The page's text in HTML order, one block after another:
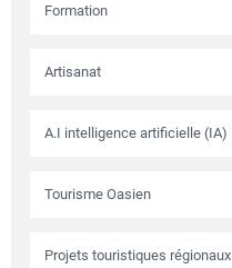
Formation
Artisanat
A.I intelligence artificielle (IA)
Tourisme Oasien
Projets touristiques régionaux